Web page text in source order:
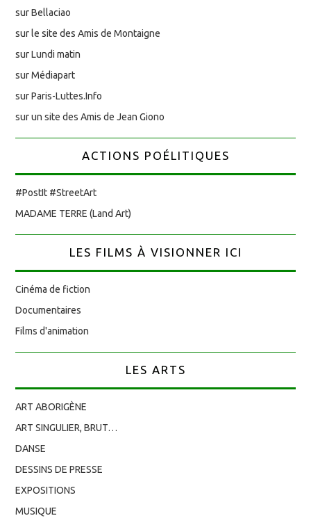
sur Bellaciao
sur le site des Amis de Montaigne
sur Lundi matin
sur Médiapart
sur Paris-Luttes.Info
sur un site des Amis de Jean Giono
ACTIONS POÉLITIQUES
#PostIt #StreetArt
MADAME TERRE (Land Art)
LES FILMS À VISIONNER ICI
Cinéma de fiction
Documentaires
Films d'animation
LES ARTS
ART ABORIGÈNE
ART SINGULIER, BRUT…
DANSE
DESSINS DE PRESSE
EXPOSITIONS
MUSIQUE